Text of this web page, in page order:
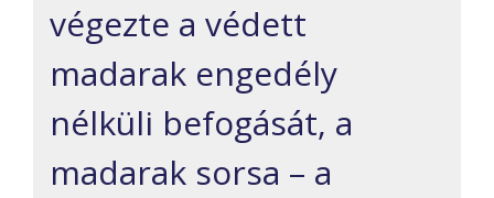
végezte a védett
madarak engedély
nélküli befogását, a
madarak sorsa – a